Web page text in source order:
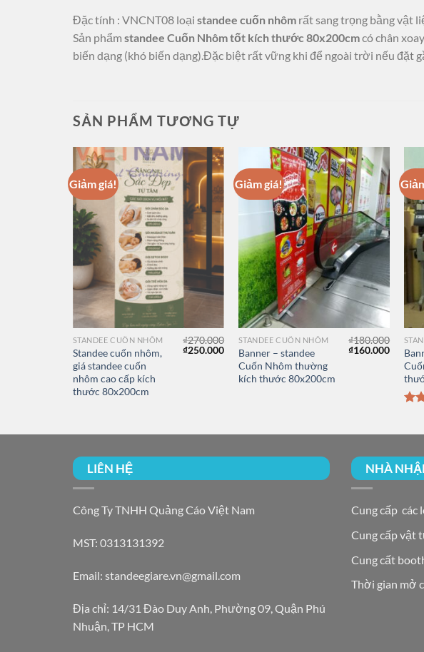
Đặc tính : VNCNT08 loại standee cuốn nhôm rất sang trọng bằng vật
Sản phẩm standee Cuốn Nhôm tốt kích thước 80x200cmcó chân
biến dạng (khó biến dạng).Đặc biệt rất vững khi để ngoài trời nếu đặt
SẢN PHẨM TƯƠNG TỰ
Giảm giá!
STANDEE CUỐN NHÔM
Standee cuốn nhôm,
giá standee cuốn
nhôm cao cấp kích
thước 80x200cm
₫270.000
Giá
₫250.000Giá
hiện
Giảm giá!
STANDEE CUỐN NHÔM
Banner – standee
Cuốn Nhôm thường
kích thước 80x200cm
₫180.000
Giá
₫160.000Giá
hiện
LIÊN HỆ
Công Ty TNHH Quảng Cáo Việt Nam
MST: 0313131392
Email: standeegiare.vn@gmail.com
Địa chỉ: 14/31 Đào Duy Anh, Phường 09, Quận Phú
Nhuận, TP HCM
NHÀ
Cung cấp các
Cung cấp vật
Cung cất
Thời gian mở